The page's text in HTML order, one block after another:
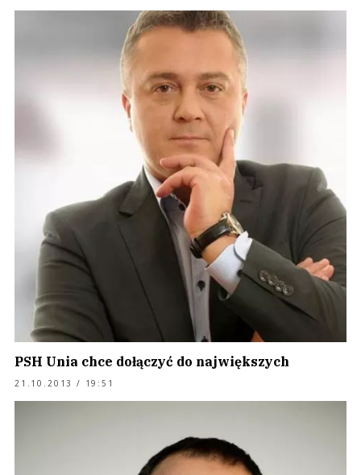
PSH Unia chce dołączyć do największych
21.10.2013 / 19:51